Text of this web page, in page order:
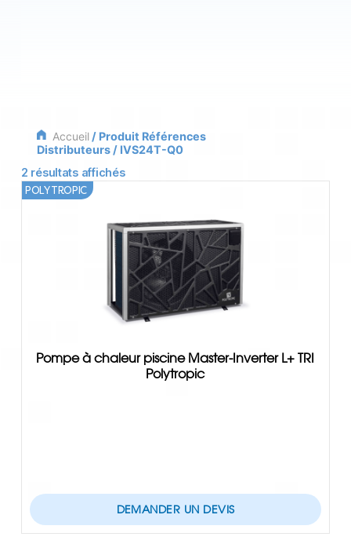
Accueil/ Produit Références
Distributeurs / IVS24T-Q0
2 résultats affichés
Pompe à chaleur piscine Master-Inverter L+ TRI
Polytropic
POLYTROPIC
DEMANDER UN DEVIS